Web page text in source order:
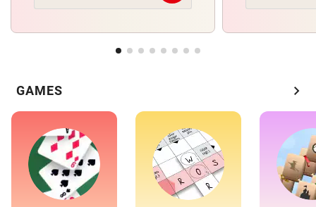
GAMES chevron_right